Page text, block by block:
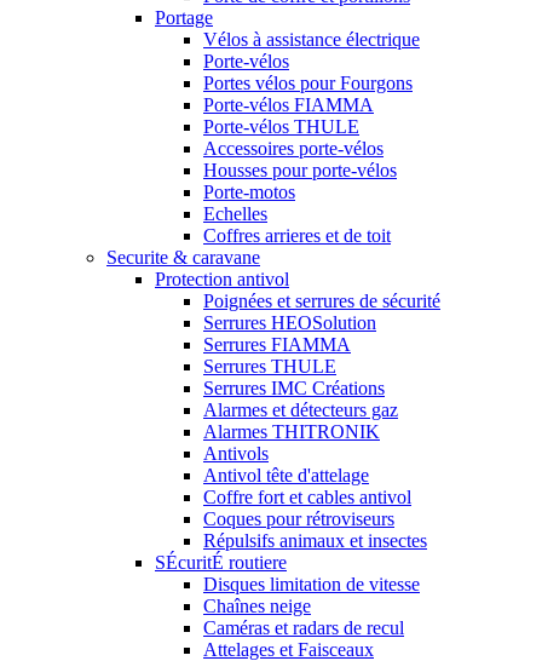
Portage
Vélos à assistance électrique
Porte-vélos
Portes vélos pour Fourgons
Porte-vélos FIAMMA
Porte-vélos THULE
Accessoires porte-vélos
Housses pour porte-vélos
Porte-motos
Echelles
Coffres arrieres et de toit
Securite & caravane
Protection antivol
Poignées et serrures de sécurité
Serrures HEOSolution
Serrures FIAMMA
Serrures THULE
Serrures IMC Créations
Alarmes et détecteurs gaz
Alarmes THITRONIK
Antivols
Antivol tête d'attelage
Coffre fort et cables antivol
Coques pour rétroviseurs
Répulsifs animaux et insectes
SÉcuritÉ routiere
Disques limitation de vitesse
Chaînes neige
Caméras et radars de recul
Attelages et Faisceaux